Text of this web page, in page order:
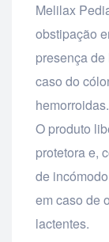
Melilax
obstipação
presença
caso do
hemorroidas.
O produto
protetora e,
de
em caso de
lactentes.